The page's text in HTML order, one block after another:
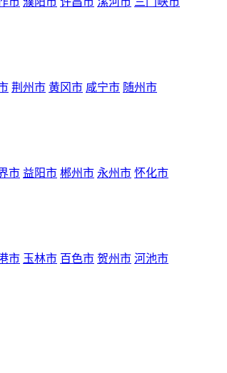
荆州市 黄冈市 咸宁市 随州市
市 益阳市 郴州市 永州市 怀化市
市 玉林市 百色市 贺州市 河池市